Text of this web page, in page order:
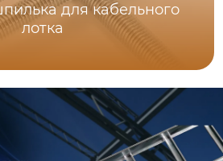
для кабельного
лотка